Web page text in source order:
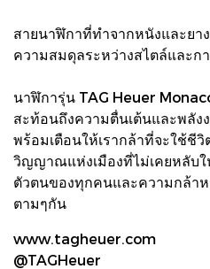
สายนาฬิกาที่ทำจากหนังและยา
ความสมดุลระหว่างสไตล์และก
นาฬิการุ่น TAG Heuer
สะท้อนถึงความตื่นเต้นและพลัง
พร้อมเตือนให้เรากล้าที่จะใช้ชี
วิญญาณแห่งเมืองที่ไม่เคยหลับ
ตัวตนของทุกคนและความกล้า
ตามๆกัน
www.tagheuer.com
@TAGHeuer